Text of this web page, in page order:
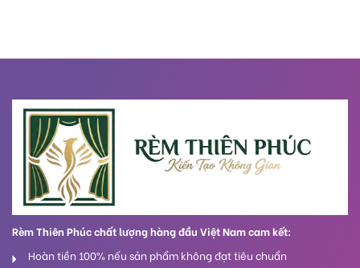
Rèm Thiên Phúc chất lượng hàng đầu Việt Nam cam kết:
Hoàn tiền 100% nếu sản phẩm không đạt tiêu chuẩn